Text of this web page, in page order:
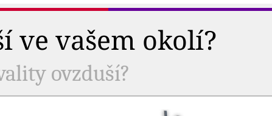
ve vašem okolí?
ovzduší?